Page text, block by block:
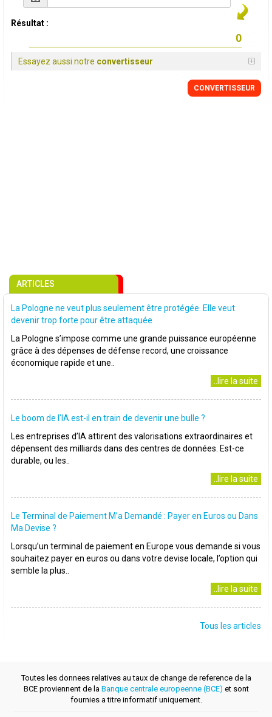
Résultat :
Essayez aussi notre convertisseur
CONVERTISSEUR
ARTICLES
La Pologne ne veut plus seulement être protégée. Elle veut
devenir trop forte pour être attaquée
La Pologne s’impose comme une grande puissance européenne
grâce à des dépenses de défense record, une croissance
économique rapide et une..
..lire la suite
Le boom de l’IA est-il en train de devenir une bulle ?
Les entreprises d’IA attirent des valorisations extraordinaires et
dépensent des milliards dans des centres de données. Est-ce
durable, ou les..
..lire la suite
Le Terminal de Paiement M’a Demandé : Payer en Euros ou Dans
Ma Devise ?
Lorsqu’un terminal de paiement en Europe vous demande si vous
souhaitez payer en euros ou dans votre devise locale, l’option qui
semble la plus..
..lire la suite
Tous les articles
Toutes les donnees relatives au taux de change de reference de la
BCE proviennent de la Banque centrale europeenne (BCE) et sont
fournies a titre informatif uniquement.